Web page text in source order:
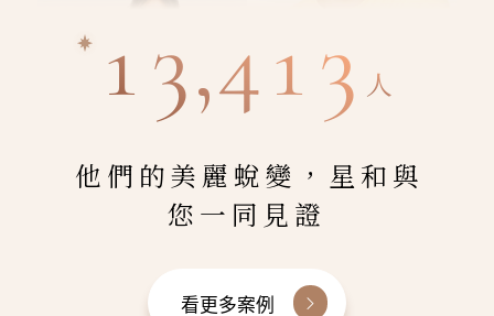
13,413 人
他們的美麗蛻變，星和與
您一同見證
看更多案例